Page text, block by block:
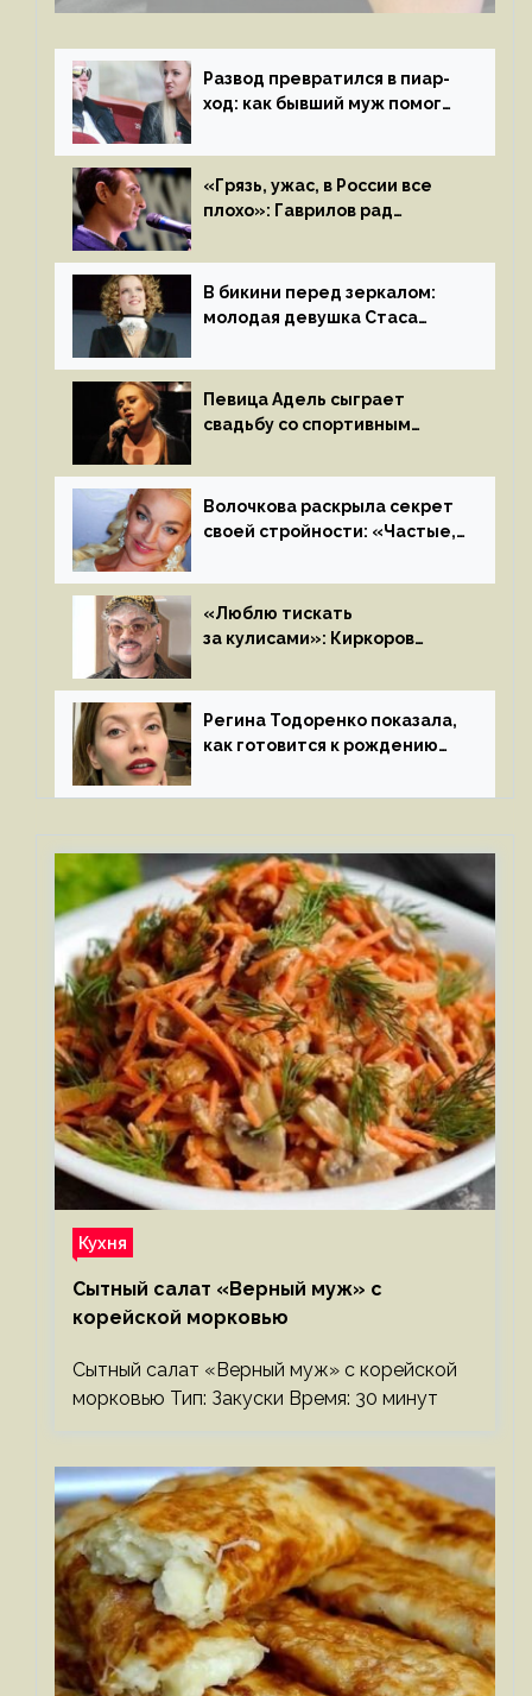
Развод превратился в пиар-
ход: как бывший муж помог
«Грязь, ужас, в России все
плохо»: Гаврилов рад
иноагентов
В бикини перед зеркалом:
молодая девушка Стаса
на камеру
Певица Адель сыграет
свадьбу со спортивным
летом
Волочкова раскрыла секрет
своей стройности: «Частые,
«Люблю тискать
за кулисами»: Киркоров
к молодой особе
Регина Тодоренко показала,
как готовится к рождению
Кухня
Сытный салат «Верный муж» с
корейской морковью
Сытный салат «Верный муж» с корейской
морковью Тип: Закуски Время: 30 минут